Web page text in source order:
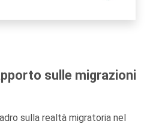
sulle migrazioni
sulla realtà migratoria nel